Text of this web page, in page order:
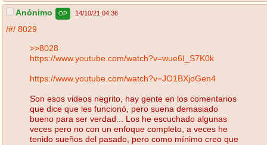
Anónimo OP 14/10/21 04:36
/#/ 8029
>>8028
https://www.youtube.com/watch?v=wue6I_S7K0k
https://www.youtube.com/watch?v=JO1BXjoGen4
Son esos videos negrito, hay gente en los comentarios
que dice que les funcionó, pero suena demasiado
bueno para ser verdad... Los he escuchado algunas
veces pero no con un enfoque completo, a veces he
tenido sueños del pasado, pero como mínimo creo que